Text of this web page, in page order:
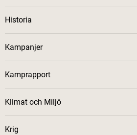
Historia
Kampanjer
Kamprapport
Klimat och Miljö
Krig